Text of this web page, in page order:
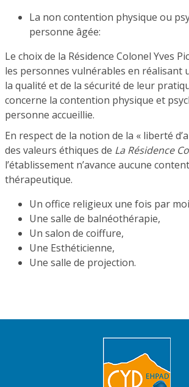
La non contention physique ou
personne âgée:
Le choix de la Résidence Colonel Yves
les personnes vulnérables en réalisant
la qualité et de la sécurité de leur
concerne la contention physique et
personne accueillie.
En respect de la notion de la « liberté
des valeurs éthiques de La Résidence
l’établissement n’avance aucune
thérapeutique.
Un office religieux une fois par
Une salle de balnéothérapie,
Un salon de coiffure,
Une Esthéticienne,
Une salle de projection.